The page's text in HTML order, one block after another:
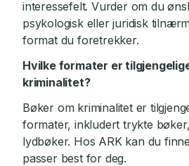
interessefelt. Vurder om du
psykologisk eller juridisk
format du foretrekker.
Hvilke formater er
kriminalitet?
Bøker om kriminalitet er
formater, inkludert trykte
lydbøker. Hos ARK kan du
passer best for deg.